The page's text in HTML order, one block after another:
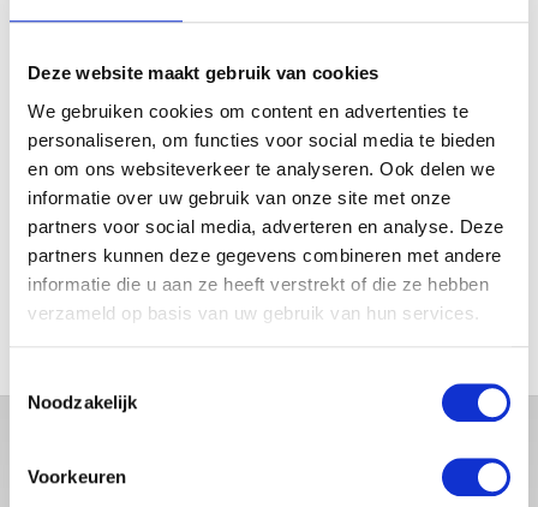
Deze website maakt gebruik van cookies
We gebruiken cookies om content en advertenties te
personaliseren, om functies voor social media te bieden
en om ons websiteverkeer te analyseren. Ook delen we
informatie over uw gebruik van onze site met onze
partners voor social media, adverteren en analyse. Deze
partners kunnen deze gegevens combineren met andere
informatie die u aan ze heeft verstrekt of die ze hebben
verzameld op basis van uw gebruik van hun services.
Noodzakelijk
Voorkeuren
MAMA THIRZA VLOG: OP
KINDEREN
MAMA CARMEN VLOG:
SCHOLEN ZIJN WEER
BEGONNEN & TANDEN BLEKEN